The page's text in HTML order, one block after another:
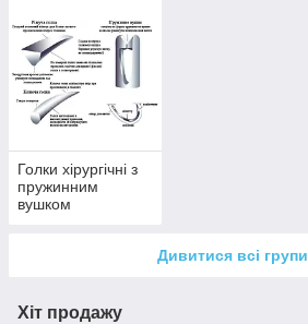
Голки хірургічні з
пружинним
вушком
Дивитися всі групи
Хіт продажу